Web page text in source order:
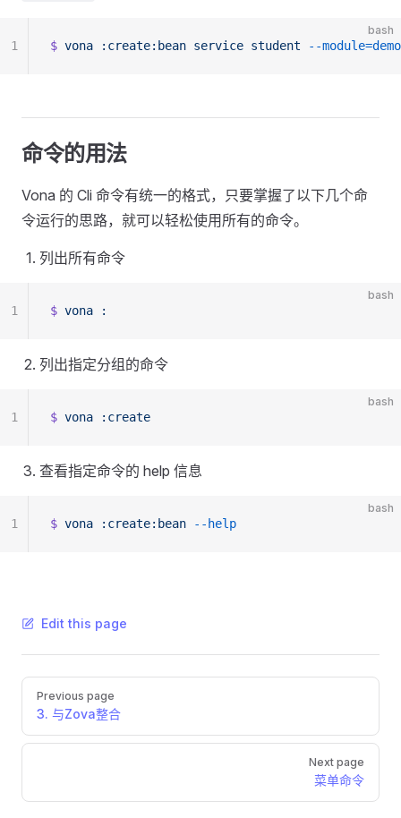
bash
$ vona :create:bean service student --
1
命令的用法
Vona 的 Cli 命令有统一的格式，只要掌握了以下几个命
令运行的思路，就可以轻松使用所有的命令。
列出所有命令
bash
$ vona :
1
列出指定分组的命令
bash
$ vona :create
1
查看指定命令的 help 信息
bash
$ vona :create:bean --help
1
Edit this page
Pager
Previous page
3. 与Zova整合
Next page
菜单命令